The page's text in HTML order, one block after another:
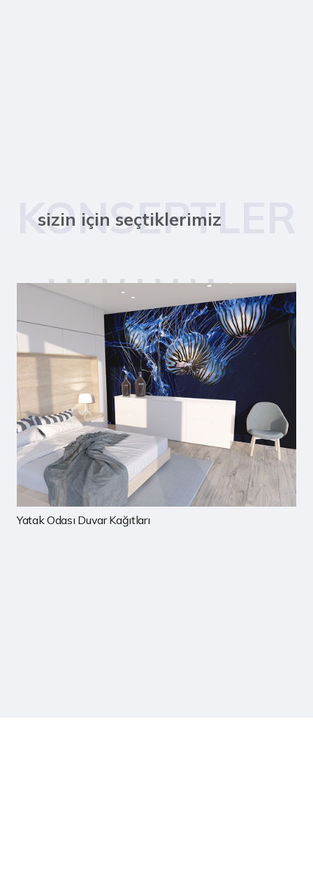
KONSEPTLER
sizin için seçtiklerimiz
Çocuk Odası Duvar Kağıtları